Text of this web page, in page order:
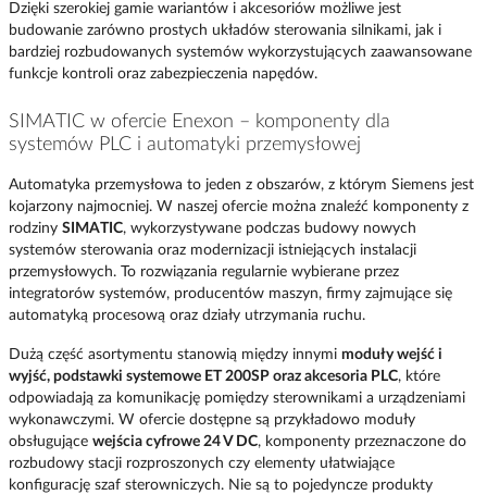
Dzięki szerokiej gamie wariantów i akcesoriów możliwe jest
budowanie zarówno prostych układów sterowania silnikami, jak i
bardziej rozbudowanych systemów wykorzystujących zaawansowane
funkcje kontroli oraz zabezpieczenia napędów.
SIMATIC w ofercie Enexon – komponenty dla
systemów PLC i automatyki przemysłowej
Automatyka przemysłowa to jeden z obszarów, z którym Siemens jest
kojarzony najmocniej. W naszej ofercie można znaleźć komponenty z
rodziny SIMATIC, wykorzystywane podczas budowy nowych
systemów sterowania oraz modernizacji istniejących instalacji
przemysłowych. To rozwiązania regularnie wybierane przez
integratorów systemów, producentów maszyn, firmy zajmujące się
automatyką procesową oraz działy utrzymania ruchu.
Dużą część asortymentu stanowią między innymi moduły wejść i
wyjść, podstawki systemowe ET 200SP oraz akcesoria PLC, które
odpowiadają za komunikację pomiędzy sterownikami a urządzeniami
wykonawczymi. W ofercie dostępne są przykładowo moduły
obsługujące wejścia cyfrowe 24 V DC, komponenty przeznaczone do
rozbudowy stacji rozproszonych czy elementy ułatwiające
konfigurację szaf sterowniczych. Nie są to pojedyncze produkty